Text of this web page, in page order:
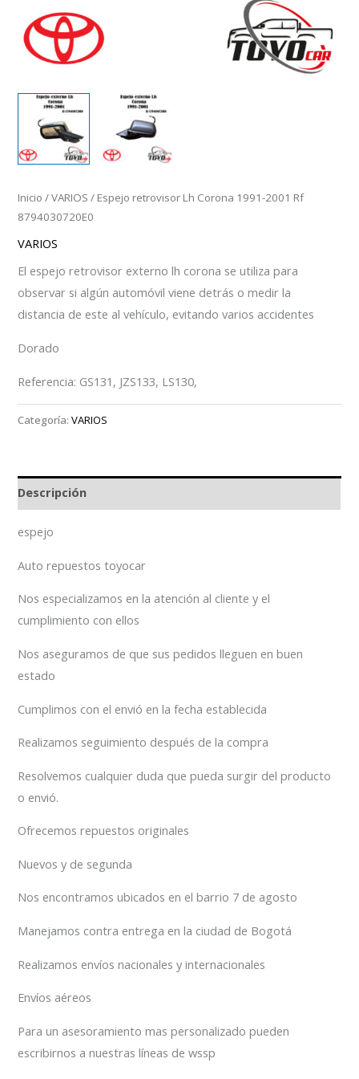
Inicio /VARIOS / Espejo retrovisor Lh Corona 1991-2001 Rf
8794030720E0
VARIOS
El espejo retrovisor externo lh corona se utiliza para
observar si algún automóvil viene detrás o medir la
distancia de este al vehículo, evitando varios accidentes
Dorado
Referencia: GS131, JZS133, LS130,
Categoría:VARIOS
Descripción
espejo
Auto repuestos toyocar
Nos especializamos en la atención al cliente y el
cumplimiento con ellos
Nos aseguramos de que sus pedidos lleguen en buen
estado
Cumplimos con el envió en la fecha establecida
Realizamos seguimiento después de la compra
Resolvemos cualquier duda que pueda surgir del producto
o envió.
Ofrecemos repuestos originales
Nuevos y de segunda
Nos encontramos ubicados en el barrio 7 de agosto
Manejamos contra entrega en la ciudad de Bogotá
Realizamos envíos nacionales y internacionales
Envíos aéreos
Para un asesoramiento mas personalizado pueden
escribirnos a nuestras líneas de wssp